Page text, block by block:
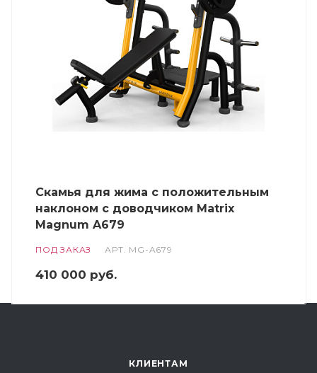
Скамья для жима с положительным
наклоном с доводчиком Matrix
Magnum A679
ПОД ЗАКАЗ АРТ. MG-A679
410 000 руб.
КЛИЕНТАМ